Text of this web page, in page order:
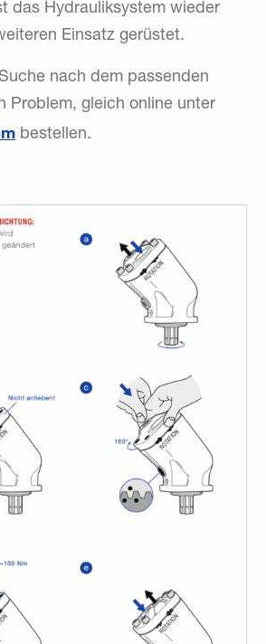
das Hydrauliksystem wieder
Einsatz gerüstet.
nach dem passenden
Problem, gleich online unter
bestellen.